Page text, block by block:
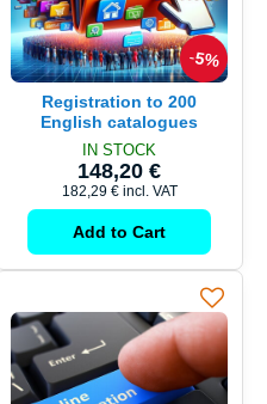
5%
Registration to 200
English catalogues
IN STOCK
148,20 €
182,29 € incl. VAT
Add to Cart